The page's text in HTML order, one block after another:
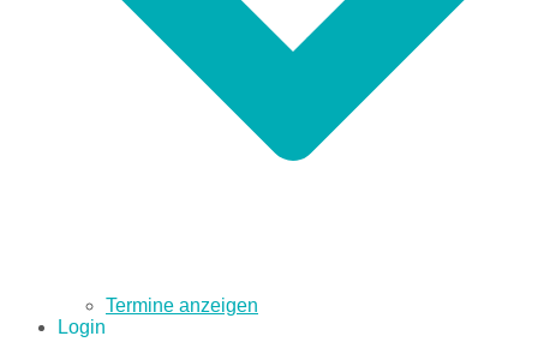
Termine anzeigen
Login